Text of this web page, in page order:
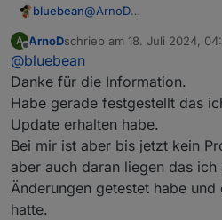
bluebean@ArnoD
mein S10 Pro bekommen
Seitdem bekomme ich
"E3DC Connection
oder Regelung mehr.
(Info: das Release liefert
Features: zum einen
für die Ladung
und dafür dann auch
dem das gelten soll. Zu
dynamische
PS: nach einem
läuft's wieder. Wer also
mal.
A
Offline
ArnoDschrieb am 18. Juli 2024,
zuletzt editiert von
@bluebean
Danke für die Information.
Habe gerade festgestellt das
Update erhalten habe.
Bei mir ist aber bis jetzt kein
aber auch daran liegen das
Änderungen getestet habe
hatte.